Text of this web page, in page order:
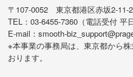
〒107-0052 東京都港区赤坂2-11-
TEL：03-6455-7360（電話受付 平
E-mail：smooth-
※本事業の事務局は、東京都から
おります。